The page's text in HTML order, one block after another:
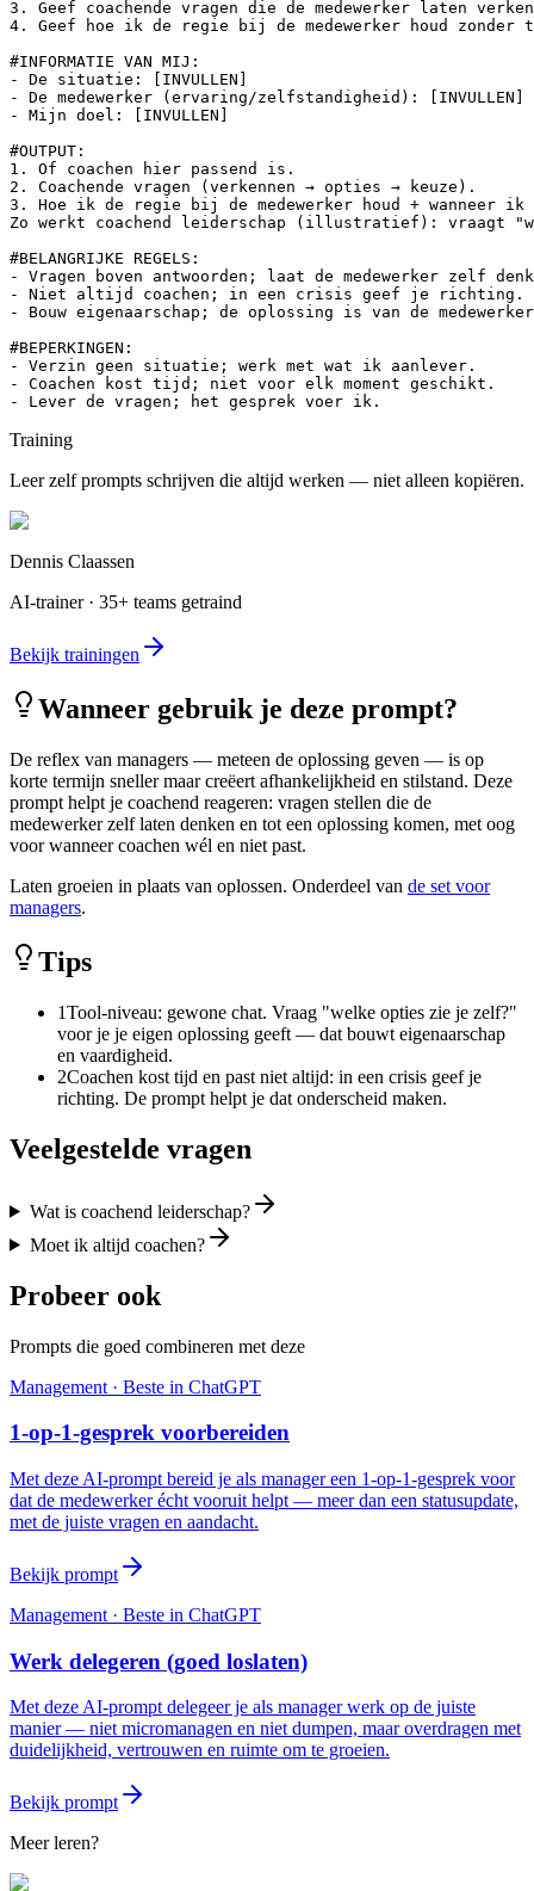
3. Geef coachende vragen die de medewerker laten
4. Geef hoe ik de regie bij de medewerker houd
#INFORMATIE VAN MIJ:
- De situatie: [INVULLEN]
- De medewerker (ervaring/zelfstandigheid): [INVULLEN]
- Mijn doel: [INVULLEN]
#OUTPUT:
1. Of coachen hier passend is.
2. Coachende vragen (verkennen → opties → keuze).
3. Hoe ik de regie bij de medewerker houd + wanneer
Zo werkt coachend leiderschap (illustratief): vraagt
#BELANGRIJKE REGELS:
- Vragen boven antwoorden; laat de medewerker zelf
- Niet altijd coachen; in een crisis geef je richting.
- Bouw eigenaarschap; de oplossing is van de
#BEPERKINGEN:
- Verzin geen situatie; werk met wat ik aanlever.
- Coachen kost tijd; niet voor elk moment geschikt.
- Lever de vragen; het gesprek voer ik.
Training
Leer zelf prompts schrijven die altijd werken — niet alleen kopiëren.
Dennis Claassen
AI-trainer · 35+ teams getraind
Bekijk trainingen
Wanneer gebruik je deze prompt?
De reflex van managers — meteen de oplossing geven — is op
korte termijn sneller maar creëert afhankelijkheid en stilstand. Deze
prompt helpt je coachend reageren: vragen stellen die de
medewerker zelf laten denken en tot een oplossing komen, met oog
voor wanneer coachen wél en niet past.
Laten groeien in plaats van oplossen. Onderdeel van de set voor
managers.
Tips
1Tool-niveau: gewone chat. Vraag "welke opties zie je zelf?"
voor je je eigen oplossing geeft — dat bouwt eigenaarschap
en vaardigheid.
2Coachen kost tijd en past niet altijd: in een crisis geef je
richting. De prompt helpt je dat onderscheid maken.
Veelgestelde vragen
Wat is coachend leiderschap?
Moet ik altijd coachen?
Probeer ook
Prompts die goed combineren met deze
Management · Beste in ChatGPT
1-op-1-gesprek voorbereiden
Met deze AI-prompt bereid je als manager een 1-op-1-gesprek voor
dat de medewerker écht vooruit helpt — meer dan een statusupdate,
met de juiste vragen en aandacht.
Bekijk prompt
Management · Beste in ChatGPT
Werk delegeren (goed loslaten)
Met deze AI-prompt delegeer je als manager werk op de juiste
manier — niet micromanagen en niet dumpen, maar overdragen met
duidelijkheid, vertrouwen en ruimte om te groeien.
Bekijk prompt
Meer leren?